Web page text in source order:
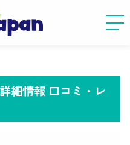
細情報 口コミ・レ